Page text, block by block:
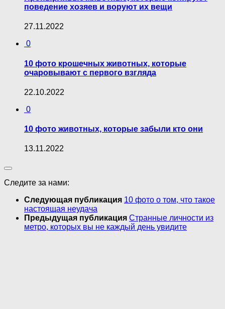
поведение хозяев и воруют их вещи
27.11.2022
0
10 фото крошечных животных, которые
очаровывают с первого взгляда
22.10.2022
0
10 фото животных, которые забыли кто они
13.11.2022
Следите за нами:
Следующая публикация 10 фото о том, что такое
настоящая неудача
Предыдущая публикация Странные личности из
метро, которых вы не каждый день увидите